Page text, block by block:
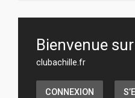
Bienvenue
clubachille.fr
CONNEXION